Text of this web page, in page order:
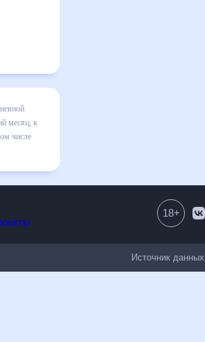
месяц
в
18+
Источник данных